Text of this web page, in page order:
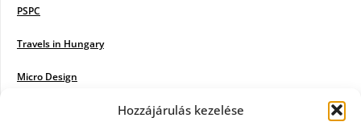
Hozzájárulás kezelése
PSPC
Travels in Hungary
Micro Design